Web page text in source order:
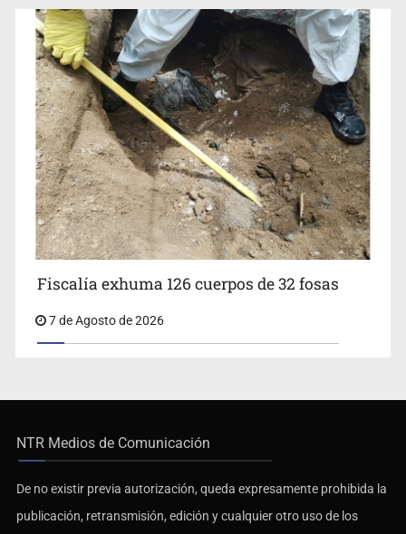
Fiscalía exhuma 126 cuerpos de 32 fosas
7 de Agosto de 2026
NTR Medios de Comunicación
De no existir previa autorización, queda expresamente prohibida la
publicación, retransmisión, edición y cualquier otro uso de los